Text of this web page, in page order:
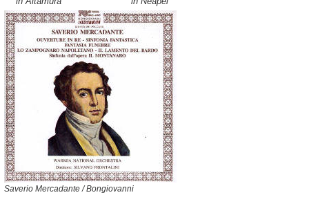
Saverio Mercadante / Bongiovanni